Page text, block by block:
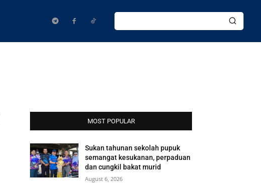
MOST POPULAR
Sukan tahunan sekolah pupuk
semangat kesukanan, perpaduan
dan cungkil bakat murid
August 6, 2026